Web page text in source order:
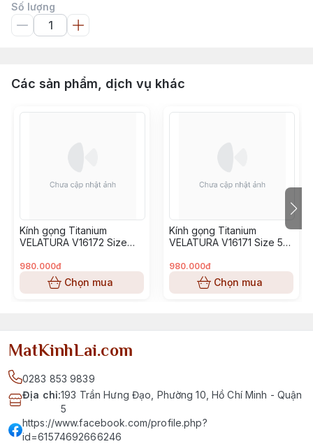
Số lượng
Các sản phẩm, dịch vụ khác
Kính gọng Titanium
VELATURA V16172 Size
980.000đ
Chọn mua
Kính gọng Titanium
VELATURA V16171 Size 53-
980.000đ
Chọn mua
MatKinhLai.com
0283 853 9839
Địa chỉ:193 Trần Hưng Đạo, Phường 10, Hồ Chí Minh - Quận
5
https://www.facebook.com/profile.php?
id=61574692666246